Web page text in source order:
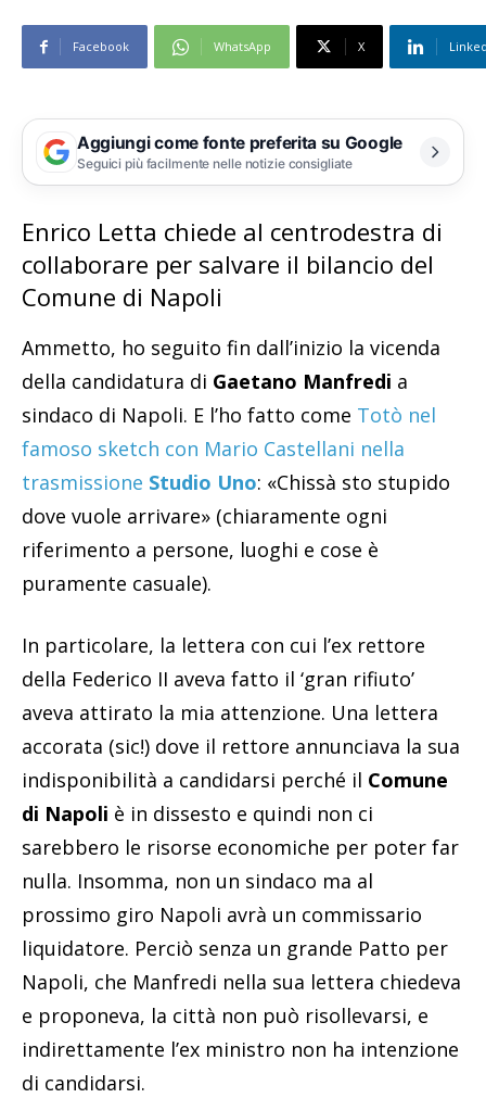
Facebook WhatsApp X
Aggiungi come fonte preferita su Google
Seguici più facilmente nelle notizie consigliate
Enrico Letta chiede al centrodestra di
collaborare per salvare il bilancio del
Comune di Napoli
Ammetto, ho seguito fin dall’inizio la vicenda
della candidatura di Gaetano Manfredi a
sindaco di Napoli. E l’ho fatto come Totò nel
famoso sketch con Mario Castellani nella
trasmissione Studio Uno: «Chissà sto stupido
dove vuole arrivare» (chiaramente ogni
riferimento a persone, luoghi e cose è
puramente casuale).
In particolare, la lettera con cui l’ex rettore
della Federico II aveva fatto il ‘gran rifiuto’
aveva attirato la mia attenzione. Una lettera
accorata (sic!) dove il rettore annunciava la sua
indisponibilità a candidarsi perché il Comune
di Napoli è in dissesto e quindi non ci
sarebbero le risorse economiche per poter far
nulla. Insomma, non un sindaco ma al
prossimo giro Napoli avrà un commissario
liquidatore. Perciò senza un grande Patto per
Napoli, che Manfredi nella sua lettera chiedeva
e proponeva, la città non può risollevarsi, e
indirettamente l’ex ministro non ha intenzione
di candidarsi.